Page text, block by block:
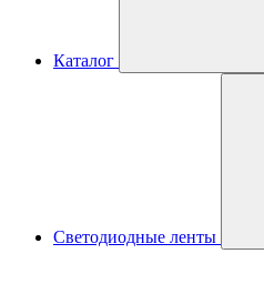
Каталог
Светодиодные ленты